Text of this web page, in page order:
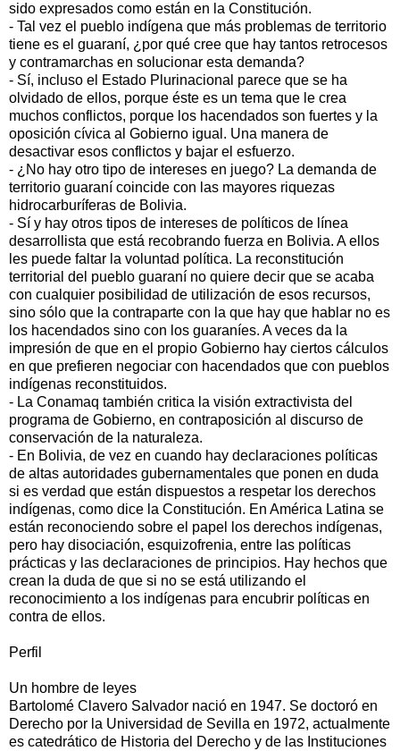
sido expresados como están en la Constitución.
- Tal vez el pueblo indígena que más problemas de territorio
tiene es el guaraní, ¿por qué cree que hay tantos retrocesos
y contramarchas en solucionar esta demanda?
- Sí, incluso el Estado Plurinacional parece que se ha
olvidado de ellos, porque éste es un tema que le crea
muchos conflictos, porque los hacendados son fuertes y la
oposición cívica al Gobierno igual. Una manera de
desactivar esos conflictos y bajar el esfuerzo.
- ¿No hay otro tipo de intereses en juego? La demanda de
territorio guaraní coincide con las mayores riquezas
hidrocarburíferas de Bolivia.
- Sí y hay otros tipos de intereses de políticos de línea
desarrollista que está recobrando fuerza en Bolivia. A ellos
les puede faltar la voluntad política. La reconstitución
territorial del pueblo guaraní no quiere decir que se acaba
con cualquier posibilidad de utilización de esos recursos,
sino sólo que la contraparte con la que hay que hablar no es
los hacendados sino con los guaraníes. A veces da la
impresión de que en el propio Gobierno hay ciertos cálculos
en que prefieren negociar con hacendados que con pueblos
indígenas reconstituidos.
- La Conamaq también critica la visión extractivista del
programa de Gobierno, en contraposición al discurso de
conservación de la naturaleza.
- En Bolivia, de vez en cuando hay declaraciones políticas
de altas autoridades gubernamentales que ponen en duda
si es verdad que están dispuestos a respetar los derechos
indígenas, como dice la Constitución. En América Latina se
están reconociendo sobre el papel los derechos indígenas,
pero hay disociación, esquizofrenia, entre las políticas
prácticas y las declaraciones de principios. Hay hechos que
crean la duda de que si no se está utilizando el
reconocimiento a los indígenas para encubrir políticas en
contra de ellos.
Perfil
Un hombre de leyes
Bartolomé Clavero Salvador nació en 1947. Se doctoró en
Derecho por la Universidad de Sevilla en 1972, actualmente
es catedrático de Historia del Derecho y de las Instituciones